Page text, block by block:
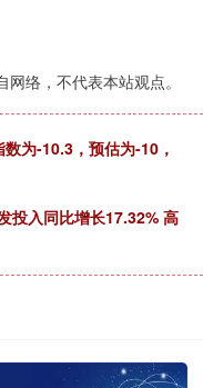
络，不代表本站观点。
为-10.3，预估为-10，
投入同比增长17.32% 高